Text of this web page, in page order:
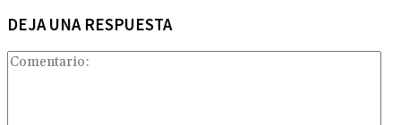
DEJA UNA RESPUESTA